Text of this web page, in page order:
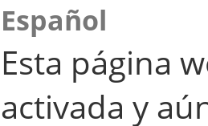
Español
Esta página
activada y